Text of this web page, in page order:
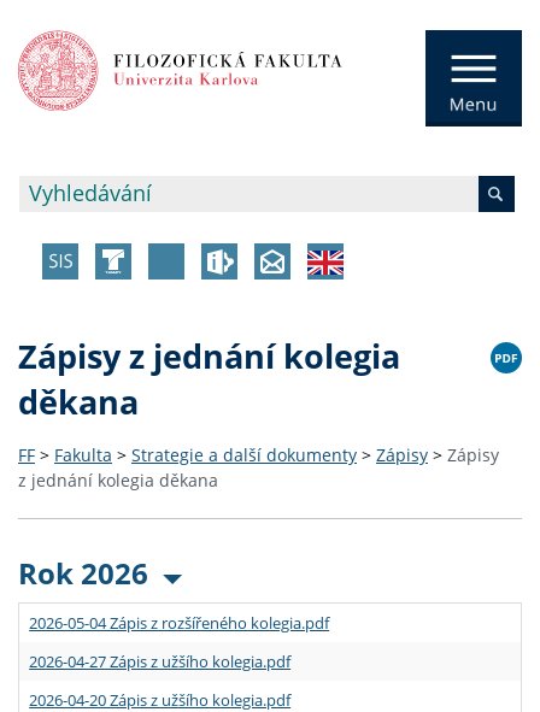
Zápisy z jednání kolegia
děkana
FF > Fakulta > Strategie a další dokumenty > Zápisy > Zápisy
z jednání kolegia děkana
Rok 2026
2026-05-04 Zápis z rozšířeného kolegia.pdf
2026-04-27 Zápis z užšího kolegia.pdf
2026-04-20 Zápis z užšího kolegia.pdf